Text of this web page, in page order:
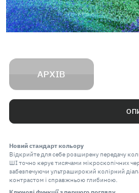
АРХІВ
Новий стандарт кольору
Відкрийте для себе розширену передачу
ШІ точно керує тисячами мікроскопічних
забезпечуючи ультраширокий колірний
контрастом і справжньою глибиною.